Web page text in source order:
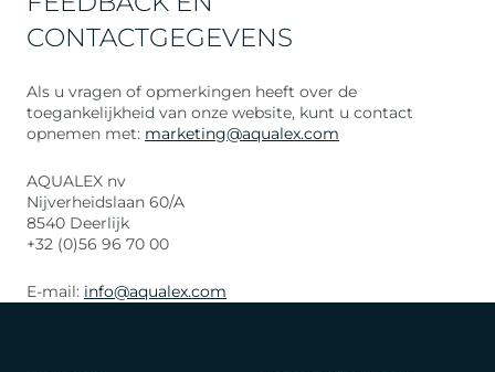
CONTACTGEGEVENS
Als u vragen of opmerkingen heeft over de
toegankelijkheid van onze website, kunt u contact
opnemen met: marketing@aqualex.com
AQUALEX nv
Nijverheidslaan 60/A
8540 Deerlijk
+32 (0)56 96 70 00
E-mail: info@aqualex.com